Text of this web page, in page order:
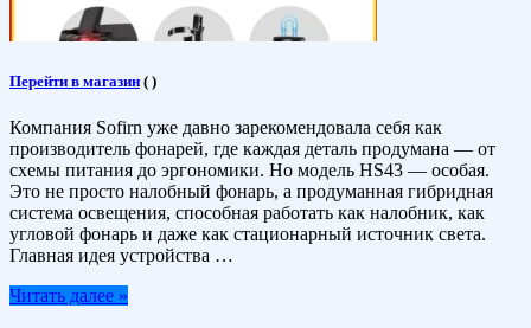
Перейти в магазин ( )
Компания Sofirn уже давно зарекомендовала себя как
производитель фонарей, где каждая деталь продумана — от
схемы питания до эргономики. Но модель HS43 — особая.
Это не просто налобный фонарь, а продуманная гибридная
система освещения, способная работать как налобник, как
угловой фонарь и даже как стационарный источник света.
Главная идея устройства …
Читать далее »